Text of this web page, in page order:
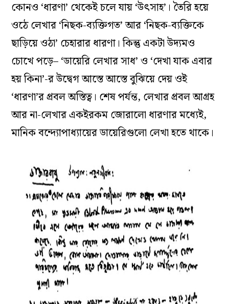
কোনও ‘ধারণা’ থেকেই চলে যায় ‘উৎসাহ’। তৈরি হয়ে
ওঠে লেখার ‘নিছক-ব‌্যক্তিগত’ আর ‘নিছক-ব‌্যক্তিকে
ছাড়িয়ে ওঠা’ চেহারার ধারণা। কিন্তু একটা উদ‌্যমও
চোখে পড়ে– ‘ডায়েরি লেখার সাধ’ ও ‘দেখা যাক এবার
হয় কিনা’-র উদ্বেগ আস্তে আস্তে বুঝিয়ে দেয় ওই
‘ধারণা’র প্রবল অস্তিত্ব। শেষ পর্যন্ত, লেখার প্রবল আগ্রহ
আর না-লেখার একইরকম জোরালো ধারণার মধ‌্যেই,
মানিক বন্দ‌্যোপাধ‌্যায়ের ডায়েরিগুলো লেখা হতে থাকে।